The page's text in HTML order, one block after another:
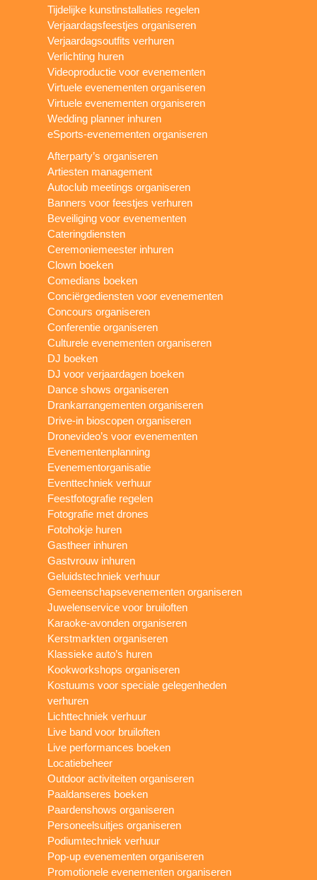
Tijdelijke kunstinstallaties regelen
Verjaardagsfeestjes organiseren
Verjaardagsoutfits verhuren
Verlichting huren
Videoproductie voor evenementen
Virtuele evenementen organiseren
Virtuele evenementen organiseren
Wedding planner inhuren
eSports-evenementen organiseren
Afterparty’s organiseren
Artiesten management
Autoclub meetings organiseren
Banners voor feestjes verhuren
Beveiliging voor evenementen
Cateringdiensten
Ceremoniemeester inhuren
Clown boeken
Comedians boeken
Conciërgediensten voor evenementen
Concours organiseren
Conferentie organiseren
Culturele evenementen organiseren
DJ boeken
DJ voor verjaardagen boeken
Dance shows organiseren
Drankarrangementen organiseren
Drive-in bioscopen organiseren
Dronevideo’s voor evenementen
Evenementenplanning
Evenementorganisatie
Eventtechniek verhuur
Feestfotografie regelen
Fotografie met drones
Fotohokje huren
Gastheer inhuren
Gastvrouw inhuren
Geluidstechniek verhuur
Gemeenschapsevenementen organiseren
Juwelenservice voor bruiloften
Karaoke-avonden organiseren
Kerstmarkten organiseren
Klassieke auto’s huren
Kookworkshops organiseren
Kostuums voor speciale gelegenheden
verhuren
Lichttechniek verhuur
Live band voor bruiloften
Live performances boeken
Locatiebeheer
Outdoor activiteiten organiseren
Paaldanseres boeken
Paardenshows organiseren
Personeelsuitjes organiseren
Podiumtechniek verhuur
Pop-up evenementen organiseren
Promotionele evenementen organiseren